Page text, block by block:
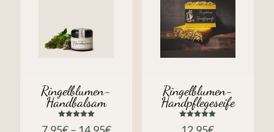
Ringelblumen-
Handbalsam
mit
Ringelblumen-
Handpflegeseife
mit